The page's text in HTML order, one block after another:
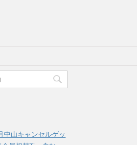
中山キャンセルゲッ